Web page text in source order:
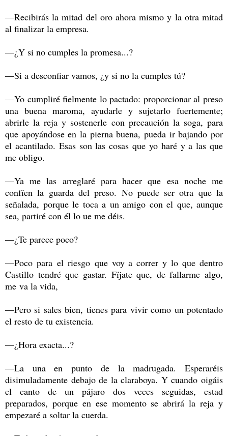
—Recibirás la mitad del oro ahora mismo y la otra mitad
al finalizar la empresa.
—¿Y si no cumples la promesa...?
—Si a desconfiar vamos, ¿y si no la cumples tú?
—Yo cumpliré fielmente lo pactado: proporcionar al preso
una buena maroma, ayudarle y sujetarlo fuertemente;
abrirle la reja y sostenerle con precaución la soga, para
que apoyándose en la pierna buena, pueda ir bajando por
el acantilado. Esas son las cosas que yo haré y a las que
me obligo.
—Ya me las arreglaré para hacer que esa noche me
confíen la guarda del preso. No puede ser otra que la
señalada, porque le toca a un amigo con el que, aunque
sea, partiré con él lo ue me déis.
—¿Te parece poco?
—Poco para el riesgo que voy a correr y lo que dentro
Castillo tendré que gastar. Fíjate que, de fallarme algo,
me va la vida,
—Pero si sales bien, tienes para vivir como un potentado
el resto de tu existencia.
—¿Hora exacta...?
—La una en punto de la madrugada. Esperaréis
disimuladamente debajo de la claraboya. Y cuando oigáis
el canto de un pájaro dos veces seguidas, estad
preparados, porque en ese momento se abrirá la reja y
empezaré a soltar la cuerda.